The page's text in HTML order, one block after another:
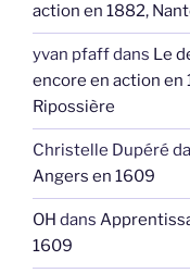
action en 1882,
yvan pfaffdans Le
encore en action en
Ripossière
Christelle Dupéré
Angers en 1609
OH dans
1609